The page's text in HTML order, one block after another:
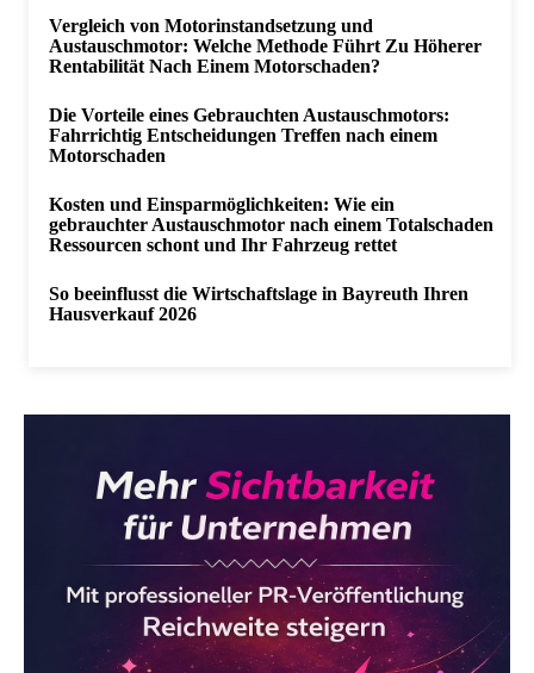
Vergleich von Motorinstandsetzung und
Austauschmotor: Welche Methode Führt Zu Höherer
Rentabilität Nach Einem Motorschaden?
Die Vorteile eines Gebrauchten Austauschmotors:
Fahrrichtig Entscheidungen Treffen nach einem
Motorschaden
Kosten und Einsparmöglichkeiten: Wie ein
gebrauchter Austauschmotor nach einem Totalschaden
Ressourcen schont und Ihr Fahrzeug rettet
So beeinflusst die Wirtschaftslage in Bayreuth Ihren
Hausverkauf 2026